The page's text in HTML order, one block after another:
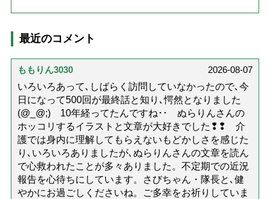
最近のコメント
ももりん3030
2026-08-07
いろいろあって､しばらく訪問していなかったので､今
日になって500回が最終話と知り､愕然となりました
(@_@;) 10年経ってたんですね･･ ぬらりんさんの
ホッコリするイラストと文章が大好きでした❢❢ 介
護では身内に理解してもらえないもどかしさを感じた
り､いろいろありましたが､ぬらりんさんの文章を読ん
で心救われたことが多々ありました。不定期での近況
報告を心待ちにしています。さびちゃん・隊長と､健
やかにお過ごしくださいね。ご多幸をお祈りしていま